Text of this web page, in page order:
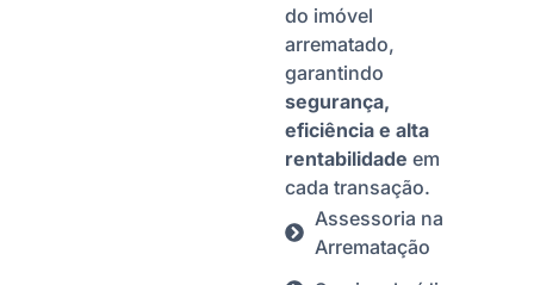
do imóvel
arrematado,
garantindo
segurança,
eficiência e alta
rentabilidade em
cada transação.
Assessoria na
Arrematação